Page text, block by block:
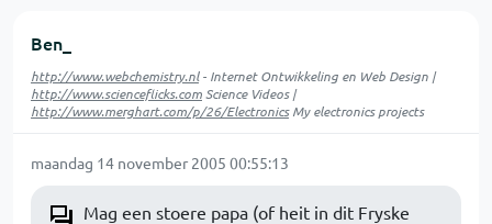
Ben_
http://www.webchemistry.nl- Internet Ontwikkeling en Web Design |
http://www.scienceflicks.comScience Videos |
http://www.merghart.com/p/26/ElectronicsMy electronics projects
maandag 14 november 2005 00:55:13
Mag een stoere papa (of heit in dit Fryske